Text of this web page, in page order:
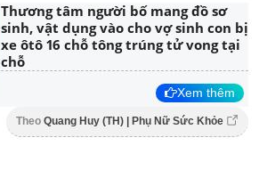
Thương tâm người bố mang đồ sơ
sinh, vật dụng vào cho vợ sinh con bị
xe ôtô 16 chỗ tông trúng tử vong tại
chỗ
Xem thêm
Theo Quang Huy (TH) | Phụ Nữ Sức Khỏe